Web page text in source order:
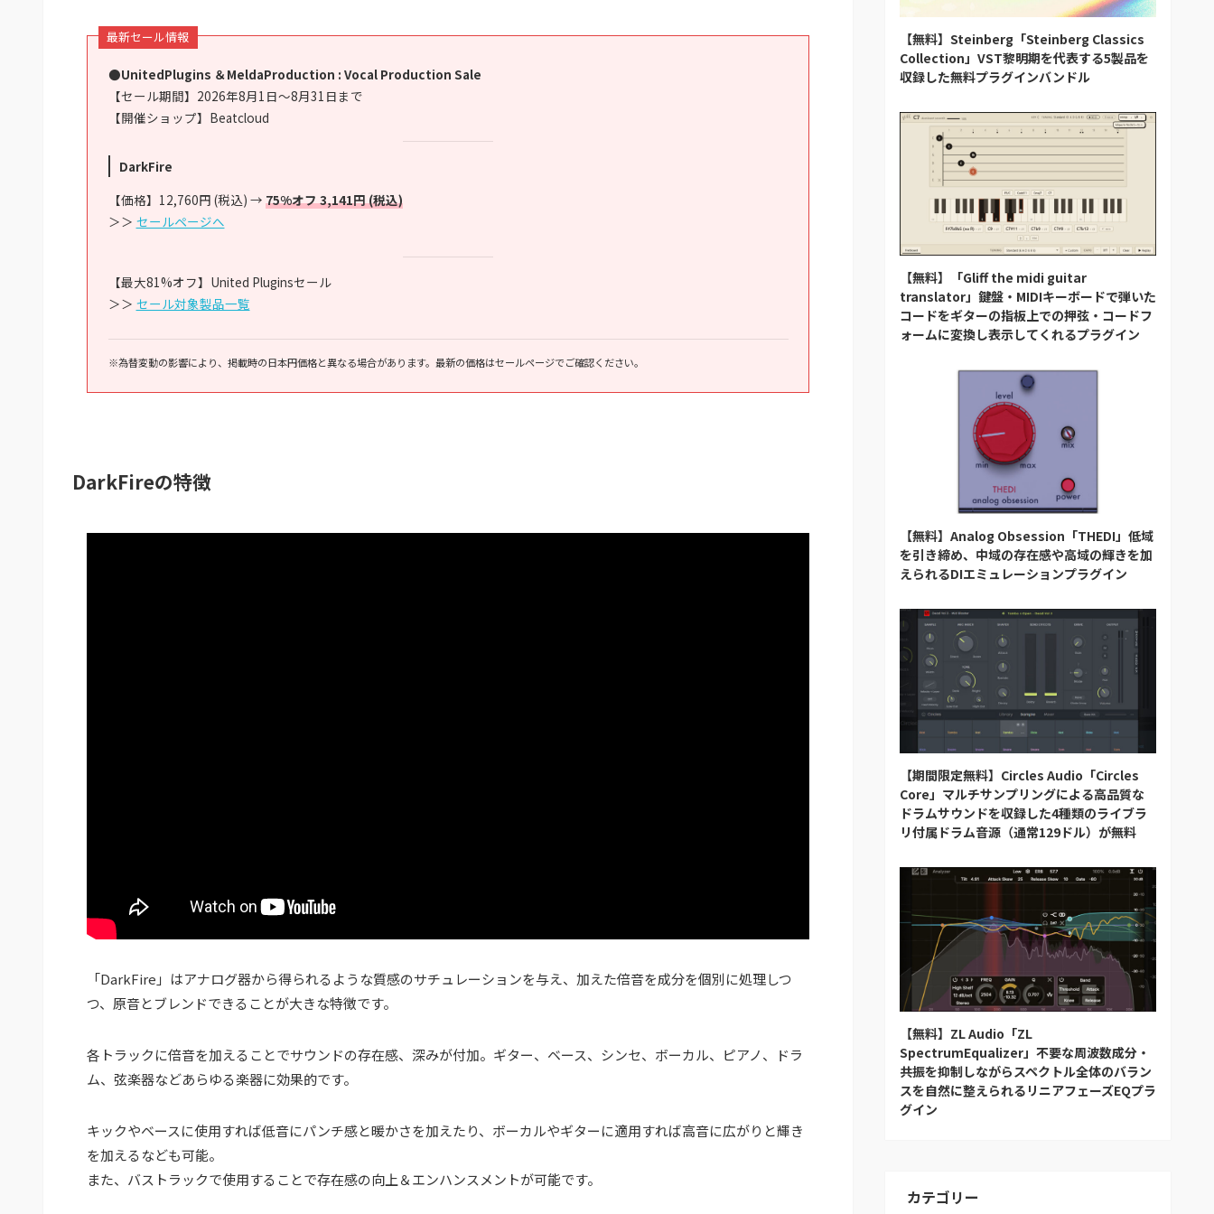
最新セール情報
●UnitedPlugins ＆MeldaProduction : Vocal Production Sale
【セール期間】2026年8月1日～8月31日まで
【開催ショップ】Beatcloud
DarkFire
【価格】12,760円 (税込) → 75%オフ 3,141円 (税込)
＞＞ セールページへ
【最大81%オフ】United Pluginsセール
＞＞ セール対象製品一覧
※為替変動の影響により、掲載時の日本円価格と異なる場合があります。最新の価格はセールページでご確認ください。
DarkFireの特徴
「DarkFire」はアナログ器から得られるような質感のサチュレーションを与え、加えた倍音を成分を個別に処理しつ
つ、原音とブレンドできることが大きな特徴です。
各トラックに倍音を加えることでサウンドの存在感、深みが付加。ギター、ベース、シンセ、ボーカル、ピアノ、ドラ
ム、弦楽器などあらゆる楽器に効果的です。
キックやベースに使用すれば低音にパンチ感と暖かさを加えたり、ボーカルやギターに適用すれば高音に広がりと輝き
を加えるなども可能。
また、バストラックで使用することで存在感の向上＆エンハンスメントが可能です。
【無料】Steinberg「Steinberg Classics
Collection」VST黎明期を代表する5製品を
収録した無料プラグインバンドル
【無料】「Gliff the midi guitar
translator」鍵盤・MIDIキーボードで弾いた
コードをギターの指板上での押弦・コードフ
ォームに変換し表示してくれるプラグイン
【無料】Analog Obsession「THEDI」低域
を引き締め、中域の存在感や高域の輝きを加
えられるDIエミュレーションプラグイン
【期間限定無料】Circles Audio「Circles
Core」マルチサンプリングによる高品質な
ドラムサウンドを収録した4種類のライブラ
リ付属ドラム音源（通常129ドル）が無料
【無料】ZL Audio「ZL
SpectrumEqualizer」不要な周波数成分・
共振を抑制しながらスペクトル全体のバラン
スを自然に整えられるリニアフェーズEQプラ
グイン
カテゴリー